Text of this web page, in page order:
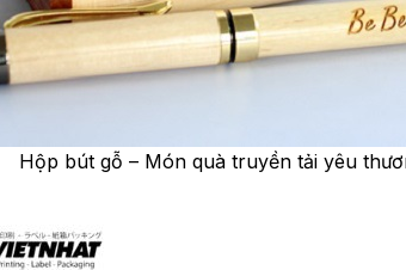
Hộp bút gỗ – Món quà truyền tải yêu